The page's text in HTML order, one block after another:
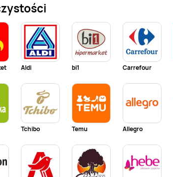
Aldi bi1 Carrefour
Tchibo Temu Allegro